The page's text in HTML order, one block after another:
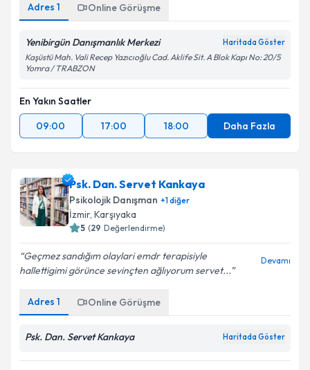
Adres 1 Online Görüşme
Yenibirgün Danışmanlık Merkezi Haritada Göster
Kaşüstü Mah. Vali Recep Yazıcıoğlu Cad. Aklife Sit. A Blok Kapı No: 20/5
Yomra / TRABZON
En Yakın Saatler
09:00
17:00 18:00 Daha Fazla
Psk. Dan. Servet Kankaya
Psikolojik Danışman +1diğer
İzmir, Karşıyaka
5 (29 Değerlendirme)
Geçmez sandığım olaylari emdr terapisiyle
hallettigimi görünce sevinçten ağlıyorum servet...
Devamı
Adres 1 Online Görüşme
Psk. Dan. Servet Kankaya Haritada Göster